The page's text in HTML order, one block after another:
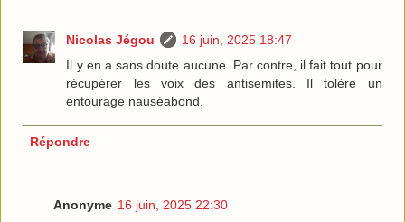
Nicolas Jégou
16 juin, 2025 18:47
Il y en a sans doute aucune. Par contre, il fait tout pour
récupérer les voix des antisemites. Il tolère un
entourage nauséabond.
Répondre
Anonyme 16 juin, 2025 22:30